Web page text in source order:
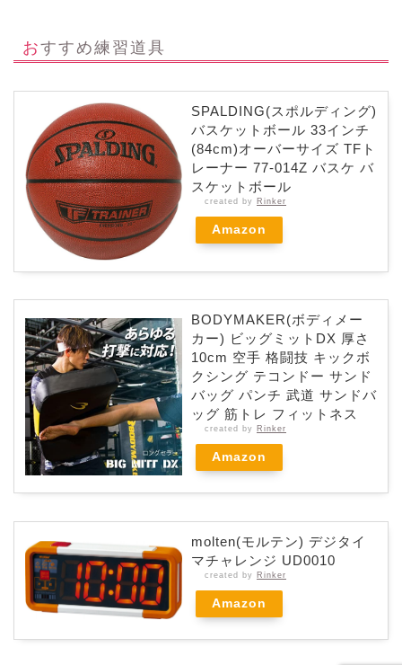
おすすめ練習道具
SPALDING(スポルディング)
バスケットボール 33インチ
(84cm)オーバーサイズ TFト
レーナー 77-014Z バスケ バ
スケットボール
created by Rinker
Amazon
BODYMAKER(ボディメー
カー) ビッグミットDX 厚さ
10cm 空手 格闘技 キックボ
クシング テコンドー サンド
バッグ パンチ 武道 サンドバ
ッグ 筋トレ フィットネス
created by Rinker
Amazon
molten(モルテン) デジタイ
マチャレンジ UD0010
created by Rinker
Amazon